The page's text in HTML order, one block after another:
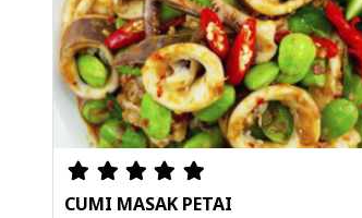
CUMI MASAK PETAI